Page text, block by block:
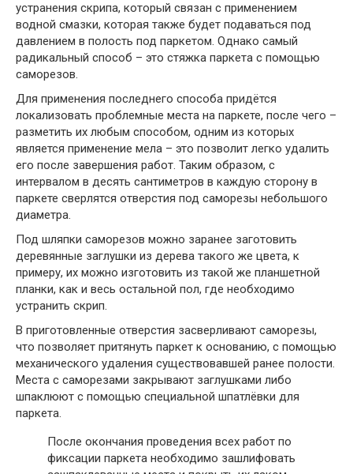
устранения скрипа, который связан с применением
водной смазки, которая также будет подаваться под
давлением в полость под паркетом. Однако самый
радикальный способ – это стяжка паркета с помощью
саморезов.
Для применения последнего способа придётся
локализовать проблемные места на паркете, после чего –
разметить их любым способом, одним из которых
является применение мела – это позволит легко удалить
его после завершения работ. Таким образом, с
интервалом в десять сантиметров в каждую сторону в
паркете сверлятся отверстия под саморезы небольшого
диаметра.
Под шляпки саморезов можно заранее заготовить
деревянные заглушки из дерева такого же цвета, к
примеру, их можно изготовить из такой же планшетной
планки, как и весь остальной пол, где необходимо
устранить скрип.
В приготовленные отверстия засверливают саморезы,
что позволяет притянуть паркет к основанию, с помощью
механического удаления существовавшей ранее полости.
Места с саморезами закрывают заглушками либо
шпаклюют с помощью специальной шпатлёвки для
паркета.
После окончания проведения всех работ по
фиксации паркета необходимо зашлифовать